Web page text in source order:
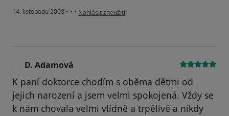
14. listopadu 2008 • • • podle názoru uživatele sumivka
Nahlásit zneužití
D. Adamová
K paní doktorce chodím s oběma dětmi od
jejich narození a jsem velmi spokojená. Vždy se
k nám chovala velmi vlídně a trpělivě a nikdy